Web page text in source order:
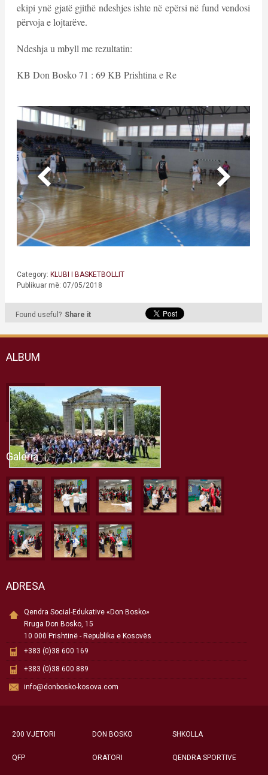
ekipi ynë gjatë gjithë ndeshjes ishte në epërsi në fund vendosi
përvoja e lojtarëve.
Ndeshja u mbyll me rezultatin:
KB Don Bosko 71 : 69 KB Prishtina e Re
Category: KLUBI I BASKETBOLLIT
Publikuar më: 07/05/2018
Found useful? Share it
ALBUM
Galeria
ADRESA
Qendra Social-Edukative «Don Bosko»
Rruga Don Bosko, 15
10 000 Prishtinë - Republika e Kosovës
+383 (0)38 600 169
+383 (0)38 600 889
info@donbosko-kosova.com
200 VJETORI DON BOSKO SHKOLLA
QFP ORATORI QENDRA SPORTIVE